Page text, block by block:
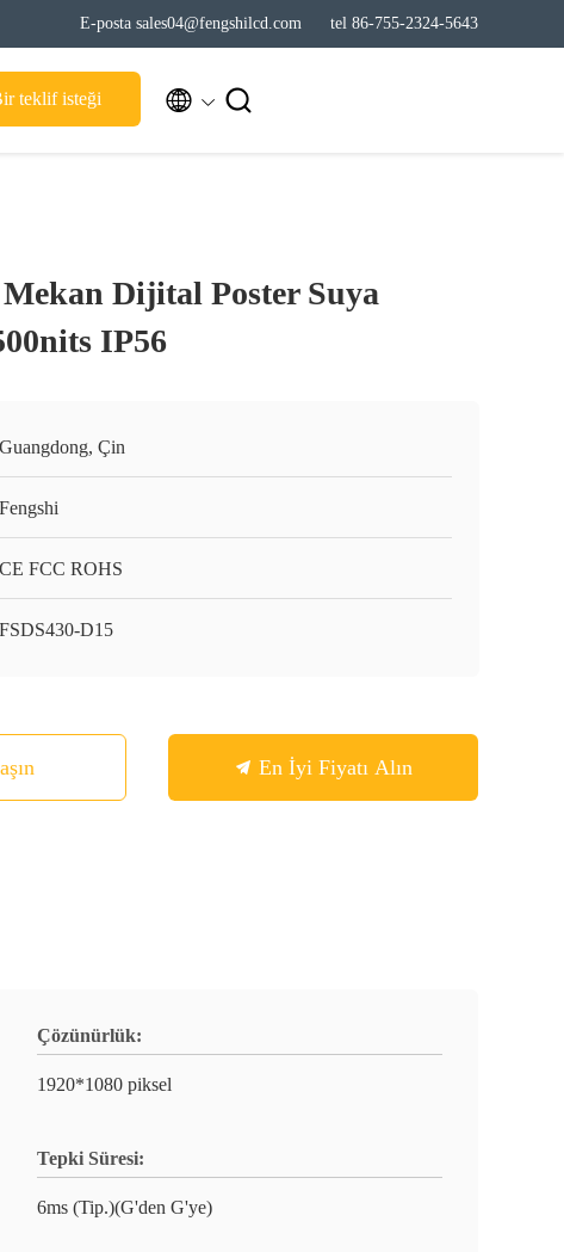
E-posta sales04@fengshilcd.com tel 86-755-2324-5643
teklif isteği  
Dijital Poster Suya
IP56
Guangdong, Çin
Fengshi
CE FCC ROHS
FSDS430-D15
En İyi Fiyatı Alın
Çözünürlük:
1920*1080 piksel
Tepki Süresi:
6ms (Tip.)(G'den G'ye)